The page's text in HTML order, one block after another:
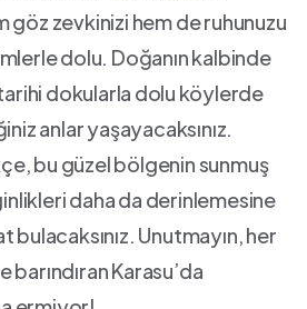
göz zevkinizi hem de ruhunuzu
dolu. Doğanın kalbinde
dokularla⁣ dolu⁤ köylerde
anlar‍ yaşayacaksınız.
⁤bu güzel bölgenin‌ sunmuş
daha da derinlemesine
bulacaksınız. Unutmayın, ​her
​barındıran Karasu’da